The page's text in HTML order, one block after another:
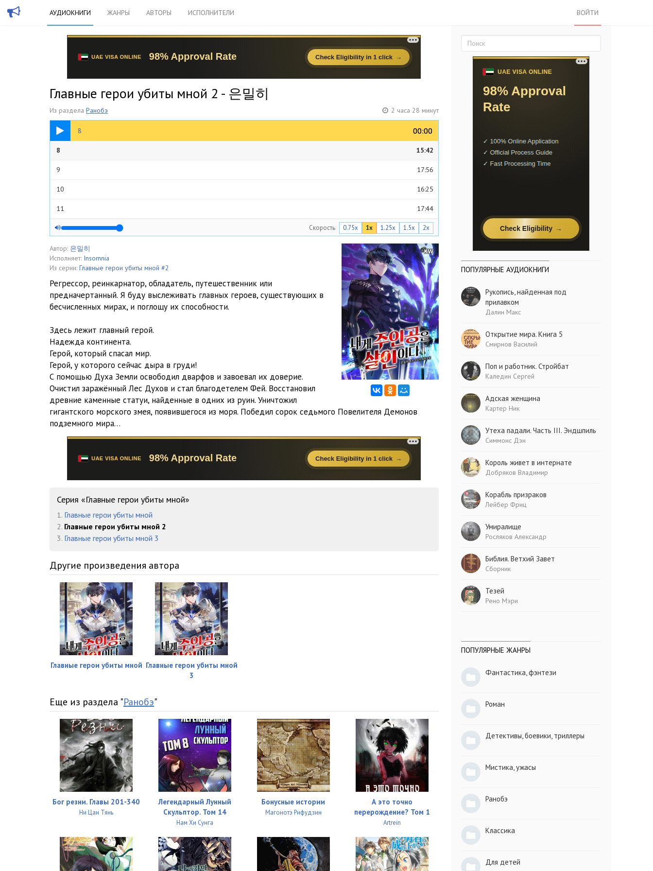
АУДИОКНИГИ ЖАНРЫ АВТОРЫ ИСПОЛНИТЕЛИ ВОЙТИ
Главные герои убиты мной 2 - 은밀히
Из раздела Ранобэ 2 часа 28 минут
8 00:00
00:00
15:42
8 15:42
9 17:56
10 16:25
11 17:44
12.2 09:49
12 09:25
13 15:12
14 17:46
15 15:43
13:15
Скорость 0.75x 1x 1.25x 1.5x 2x
Автор: 은밀히
Исполняет: Insomnia
Из серии: Главные герои убиты мной #2
Регрессор, реинкарнатор, обладатель, путешественник или
предначертанный. Я буду выслеживать главных героев, существующих в
бесчисленных мирах, и поглощу их способности.
Здесь лежит главный герой.
Надежда континента.
Герой, который спасал мир.
Герой, у которого сейчас дыра в груди!
С помощью Духа Земли освободил дварфов и завоевал их доверие.
Очистил заражённый Лес Духов и стал благодетелем Фей. Восстановил
древние каменные статуи, найденные в одних из руин. Уничтожил
гигантского морского змея, появившегося из моря. Победил сорок седьмого Повелителя Демонов
подземного мира…
Серия «Главные герои убиты мной»
1. Главные герои убиты мной
2. Главные герои убиты мной 2
3. Главные герои убиты мной 3
Другие произведения автора
Главные герои убиты мной Главные герои убиты мной
3
Еще из раздела "Ранобэ"
Бог резни. Главы 201-340
Ни Цан Тянь
Легендарный Лунный
Скульптор. Том 14
Нам Хи Сунга
Бонусные истории
Магонотэ Рифудзин
А это точно
перерождение? Том 1
Artrein
ПОПУЛЯРНЫЕ АУДИОКНИГИ
Рукопись, найденная под
прилавком
Далин Макс
Открытие мира. Книга 5
Смирнов Василий
Поп и работник. Стройбат
Каледин Сергей
Адская женщина
Картер Ник
Утеха падали. Часть III. Эндшпиль
Симмонс Дэн
Король живет в интернате
Добряков Владимир
Корабль призраков
Лейбер Фриц
Умиралище
Росляков Александр
Библия. Ветхий Завет
Сборник
Тезей
Рено Мэри
ПОПУЛЯРНЫЕ ЖАНРЫ
Фантастика, фэнтези
Роман
Детективы, боевики, триллеры
Мистика, ужасы
Ранобэ
Классика
Для детей